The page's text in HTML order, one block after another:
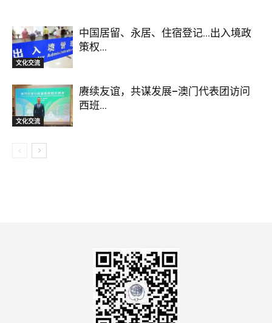
文化交流
中国居留、永居、住宿登记…出入境政
策权...
文化交流
赓续友谊，共谋发展–澳门代表团访问
西班...